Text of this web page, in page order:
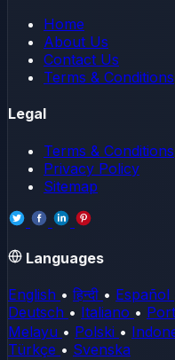
Home
About Us
Contact Us
Terms & Conditions
Legal
Terms & Conditions
Privacy Policy
Sitemap
Languages
English • हिन्दी • Español
Deutsch • Italiano •
Melayu • Polski •
Türkçe • Svenska